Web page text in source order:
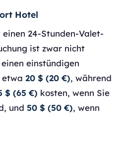
Hotel
24-Stunden-Valet-
ist zwar nicht
einstündigen
etwa 20 $ (20 €), während
$ (65 €) kosten, wenn Sie
und 50 $ (50 €), wenn